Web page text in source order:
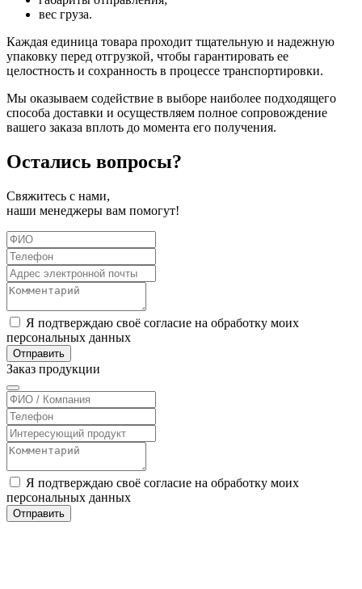
вес груза.
Каждая единица товара проходит тщательную и надежную
упаковку перед отгрузкой, чтобы гарантировать ее
целостность и сохранность в процессе транспортировки.
Мы оказываем содействие в выборе наиболее подходящего
способа доставки и осуществляем полное сопровождение
вашего заказа вплоть до момента его получения.
Остались вопросы?
Свяжитесь с нами,
наши менеджеры вам помогут!
Я подтверждаю своё согласие на обработку моих
персональных данных
Отправить
Заказ продукции
Я подтверждаю своё согласие на обработку моих
персональных данных
Отправить